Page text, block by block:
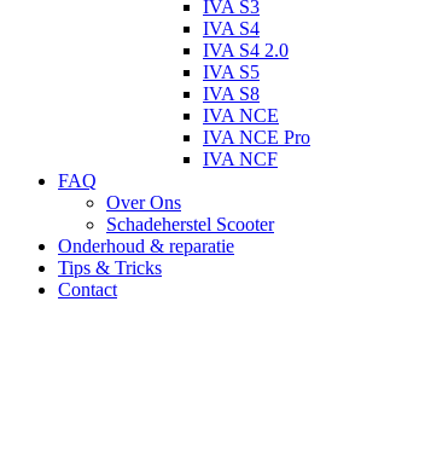
IVA S3
IVA S4
IVA S4 2.0
IVA S5
IVA S8
IVA NCE
IVA NCE Pro
IVA NCF
FAQ
Over Ons
Schadeherstel Scooter
Onderhoud & reparatie
Tips & Tricks
Contact